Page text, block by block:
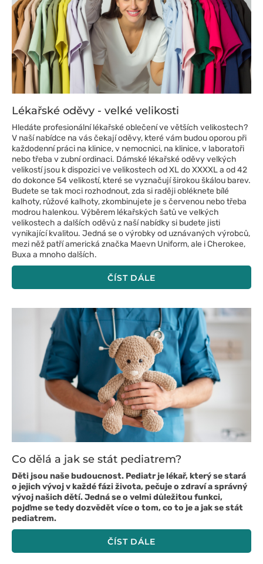
Lékařské oděvy - velké velikosti
Hledáte profesionální lékařské oblečení ve větších velikostech?
V naší nabídce na vás čekají oděvy, které vám budou oporou při
každodenní práci na klinice, v nemocnici, na klinice, v laboratoři
nebo třeba v zubní ordinaci. Dámské lékařské oděvy velkých
velikostí jsou k dispozici ve velikostech od XL do XXXXL a od 42
do dokonce 54 velikostí, které se vyznačují širokou škálou barev.
Budete se tak moci rozhodnout, zda si raději obléknete bílé
kalhoty, růžové kalhoty, zkombinujete je s červenou nebo třeba
modrou halenkou. Výběrem lékařských šatů ve velkých
velikostech a dalších oděvů z naší nabídky si budete jisti
vynikající kvalitou. Jedná se o výrobky od uznávaných výrobců,
mezi něž patří americká značka Maevn Uniform, ale i Cherokee,
Buxa a mnoho dalších.
ČÍST DÁLE
Co dělá a jak se stát pediatrem?
Děti jsou naše budoucnost. Pediatr je lékař, který se stará
o jejich vývoj v každé fázi života, pečuje o zdraví a správný
vývoj našich dětí. Jedná se o velmi důležitou funkci,
pojďme se tedy dozvědět více o tom, co to je a jak se stát
pediatrem.
ČÍST DÁLE